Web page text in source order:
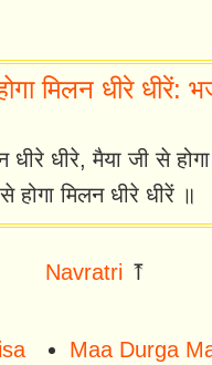
मिलन धीरे धीरें:
धीरे धीरे, मैया जी से
होगा मिलन धीरे धीरें ॥
Navratri ⤒
Maa Durga